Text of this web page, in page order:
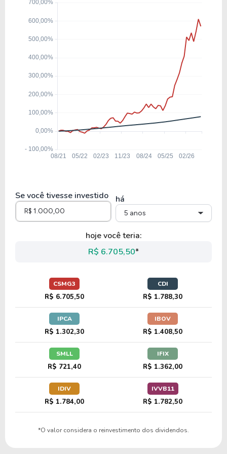
EQTL3
CPLE3
1,77
Se você tivesse investido há
5 anos
hoje você teria:
R$ 6.705,50*
CSMG3
R$ 6.705,50
CDI
R$ 1.788,30
IPCA
R$ 1.302,30
IBOV
R$ 1.408,50
SMLL
R$ 721,40
IFIX
R$ 1.362,00
IDIV
R$ 1.784,00
IVVB11
R$ 1.782,50
*O valor considera o reinvestimento dos dividendos.